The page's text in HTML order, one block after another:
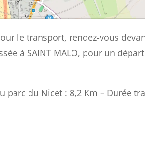
le transport, rendez-vous
à SAINT MALO, pour un
parc du Nicet : 8,2 Km – Durée